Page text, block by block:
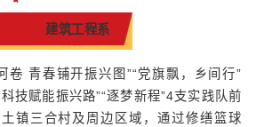
建筑工程系
卷 青春铺开振兴图”“党旗飘，乡间行”
技赋能振兴路”“逐梦新程”4支实践队前
镇三合村及周边区域，通过修缮篮球